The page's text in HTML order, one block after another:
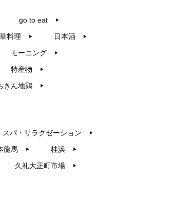
go to eat ▶︎
料理 ▶︎ 日本酒 ▶︎
モーニング ▶︎
特産物 ▶︎
きん地鶏 ▶︎
スパ・リラクゼーション ▶︎
龍馬 ▶︎ 桂浜 ▶︎
久礼大正町市場 ▶︎